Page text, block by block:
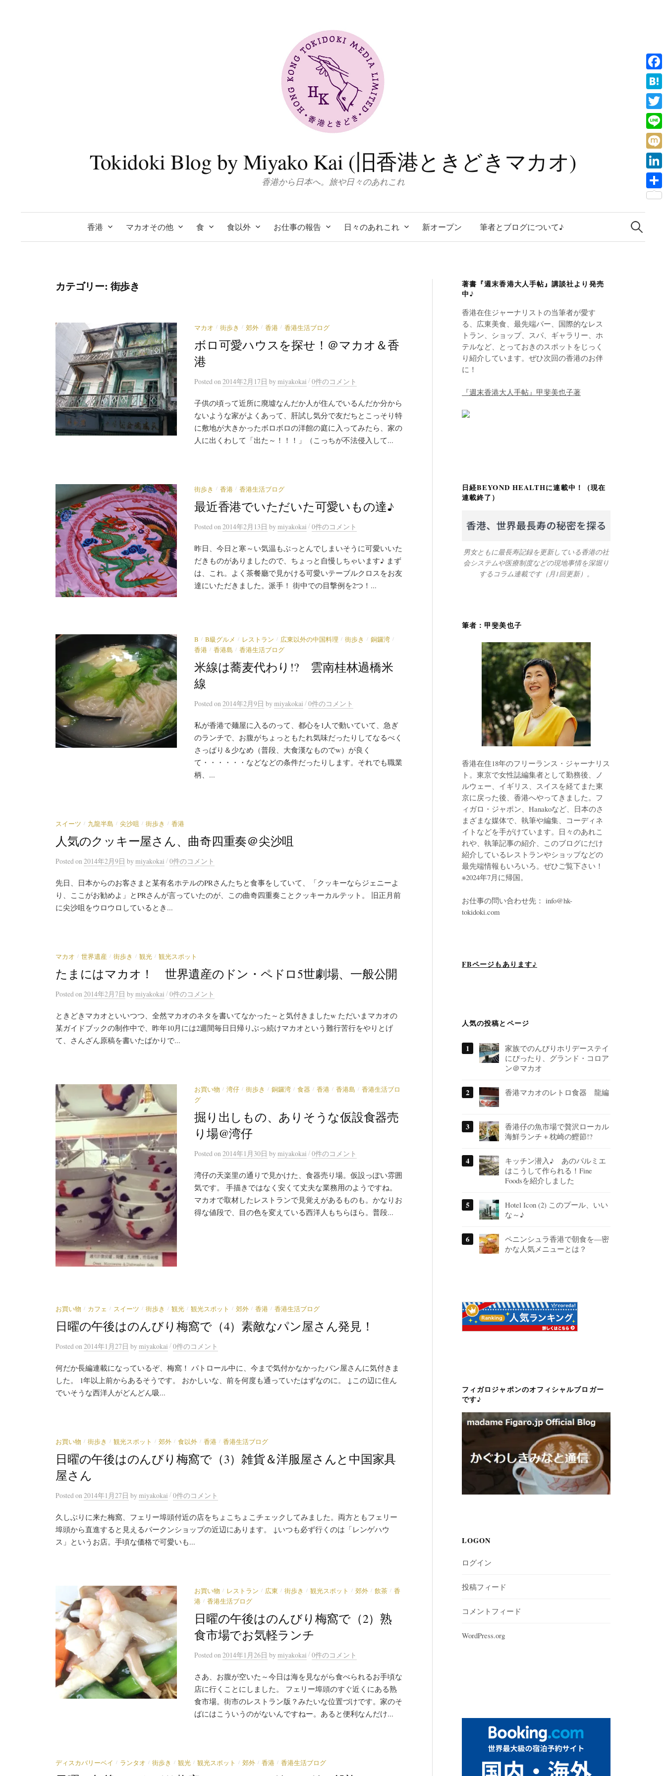
Tokidoki Blog by Miyako Kai (旧香港ときどきマカオ)
香港から日本へ。旅や日々のあれこれ
香港 マカオその他 食 食以外 お仕事の報告 日々のあれこれ 新オープン 筆者とブログについて♪
検
索:
カテゴリー: 街歩き
マカオ / 街歩き / 郊外 / 香港 / 香港生活ブログ
ボロ可愛ハウスを探せ！＠マカオ＆香
港
Posted on 2014年2月17日 by miyakokai /0件のコメント
子供の頃って近所に廃墟なんだか人が住んでいるんだか分から
ないような家がよくあって、肝試し気分で友だちとこっそり特
に敷地が大きかったボロボロの洋館の庭に入ってみたら、家の
人に出くわして「出た～！！！」（こっちが不法侵入して...
街歩き / 香港 / 香港生活ブログ
最近香港でいただいた可愛いもの達♪
Posted on 2014年2月13日 by miyakokai /0件のコメント
昨日、今日と寒～い気温もぶっとんでしまいそうに可愛いいた
だきものがありましたので、ちょっと自慢しちゃいます♪ まず
は、これ。よく茶餐廳で見かける可愛いテーブルクロスをお友
達にいただきました。派手！ 街中での目撃例を2つ！...
B / B級グルメ / レストラン / 広東以外の中国料理 / 街歩き / 銅鑼湾 /
香港 / 香港島 / 香港生活ブログ
米線は蕎麦代わり!? 雲南桂林過橋米
線
Postedon 2014年2月9日 by miyakokai /0件のコメント
私が香港で麺屋に入るのって、都心を1人で動いていて、急ぎ
のランチで、お腹がちょっともたれ気味だったりしてなるべく
さっぱり＆少なめ（普段、大食漢なものでw）が良く
て・・・・・・などなどの条件だったりします。それでも職業
柄、...
スイーツ / 九龍半島 / 尖沙咀 / 街歩き / 香港
人気のクッキー屋さん、曲奇四重奏＠尖沙咀
Postedon 2014年2月9日 by miyakokai /0件のコメント
先日、日本からのお客さまと某有名ホテルのPRさんたちと食事をしていて、「クッキーならジェニーよ
り、ここがお勧めよ」とPRさんが言っていたのが、この曲奇四重奏ことクッキーカルテット。 旧正月前
に尖沙咀をウロウロしているとき...
マカオ / 世界遺産 / 街歩き / 観光 / 観光スポット
たまにはマカオ！ 世界遺産のドン・ペドロ5世劇場、一般公開
Postedon 2014年2月7日 by miyakokai /0件のコメント
ときどきマカオといいつつ、全然マカオのネタを書いてなかった～と気付きましたw ただいまマカオの
某ガイドブックの制作中で、昨年10月には2週間毎日日帰りぶっ続けマカオという難行苦行をやりとげ
て、さんざん原稿を書いたばかりで...
お買い物 / 湾仔 / 街歩き / 銅鑼湾 / 食器 / 香港 / 香港島 / 香港生活ブロ
グ
掘り出しもの、ありそうな仮設食器売
り場@湾仔
Postedon 2014年1月30日 by miyakokai /0件のコメント
湾仔の天楽里の通りで見かけた、食器売り場。仮設っぽい雰囲
気です。 手描きではなく安くて丈夫な業務用のようですね。
マカオで取材したレストランで見覚えがあるものも。かなりお
得な値段で、目の色を変えている西洋人もちらほら。普段...
お買い物 / カフェ / スイーツ / 街歩き / 観光 / 観光スポット / 郊外 / 香港 / 香港生活ブログ
日曜の午後はのんびり梅窩で（4）素敵なパン屋さん発見！
Posted on 2014年1月27日 by miyakokai /0件のコメント
何だか長編連載になっているぞ、梅窩！ パトロール中に、今まで気付かなかったパン屋さんに気付きま
した。 1年以上前からあるそうです。 おかしいな、前を何度も通っていたはずなのに。 ↓この辺に住ん
でいそうな西洋人がどんどん吸...
お買い物 / 街歩き / 観光スポット / 郊外 / 食以外 / 香港 / 香港生活ブログ
日曜の午後はのんびり梅窩で（3）雑貨＆洋服屋さんと中国家具
屋さん
Posted on 2014年1月27日 by miyakokai /0件のコメント
久しぶりに来た梅窩、フェリー埠頭付近の店をちょこちょこチェックしてみました。両方ともフェリー
埠頭から直進すると見えるパークンショップの近辺にあります。 ↓いつも必ず行くのは「レンゲハウ
ス」というお店。手頃な価格で可愛いも...
お買い物 / レストラン / 広東 / 街歩き / 観光スポット / 郊外 / 飲茶 / 香
港 / 香港生活ブログ
日曜の午後はのんびり梅窩で（2）熟
食市場でお気軽ランチ
Posted on 2014年1月26日 by miyakokai /0件のコメント
さあ、お腹が空いた～今日は海を見ながら食べられるお手頃な
店に行くことにしました。 フェリー埠頭のすぐ近くにある熟
食市場。街市のレストラン版？みたいな位置づけです。家のそ
ばにはこういうのがないんですねー。あると便利なんだけ...
ディスカバリーベイ / ランタオ / 街歩き / 観光 / 観光スポット / 郊外 / 香港 / 香港生活ブログ
著書『週末香港大人手帖』講談社より発売
中♪
香港在住ジャーナリストの当筆者が愛す
る、広東美食、最先端バー、国際的なレス
トラン、ショップ、スパ、ギャラリー、ホ
テルなど、とっておきのスポットをじっく
り紹介しています。ぜひ次回の香港のお伴
に！
『週末香港大人手帖』甲斐美也子著
日経BEYOND HEALTHに連載中！（現在
連載終了）
男女ともに最長寿記録を更新している香港の社
会システムや医療制度などの現地事情を深堀り
するコラム連載です（月1回更新）。
筆者：甲斐美也子
香港在住18年のフリーランス・ジャーナリス
ト。東京で女性誌編集者として勤務後、ノ
ルウェー、イギリス、スイスを経てまた東
京に戻った後、香港へやってきました。フ
ィガロ・ジャポン、Hanakoなど、日本のさ
まざまな媒体で、執筆や編集、コーディネ
イトなどを手がけています。日々のあれこ
れや、執筆記事の紹介、このブログにだけ
紹介しているレストランやショップなどの
最先端情報もいろいろ。ぜひご覧下さい！
※2024年7月に帰国。
お仕事の問い合わせ先： info@hk-
tokidoki.com
FBページもあります♪
人気の投稿とページ
家族でのんびりホリデーステイ
にぴったり、グランド・コロア
ン＠マカオ
香港マカオのレトロ食器 龍編
香港仔の魚市場で贅沢ローカル
海鮮ランチ＋枕崎の鰹節!?
キッチン潜入♪ あのパルミエ
はこうして作られる！Fine
Foodsを紹介しました
Hotel Icon (2) このプール、いい
な～♪
ペニンシュラ香港で朝食を―密
かな人気メニューとは？
フィガロジャポンのオフィシャルブロガー
です♪
LOGON
ログイン
投稿フィード
コメントフィード
WordPress.org
F
a
c
e
b
o
o
k
H
a
t
e
n
a
T
w
i
t
e
L
i
n
e
M
i
x
L
i
共